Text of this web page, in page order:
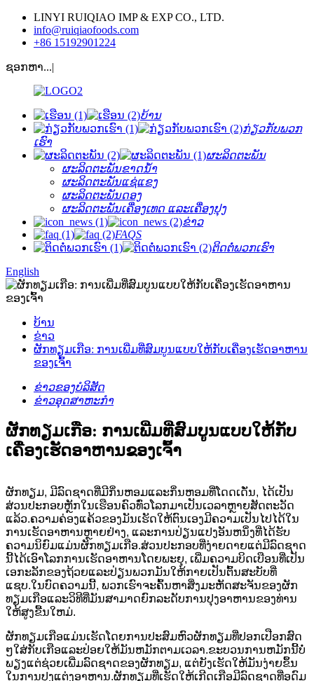
LINYI RUIQIAO IMP & EXP CO., LTD.
info@ruiqiaofoods.com
+86 15192901224
ຊອກຫາ...|
ບ້ານ
ກ່ຽວ​ກັບ​ພວກ​
ເຮົາ
ຜະລິດຕະພັນ
ຜະລິດຕະພັນຂາດນ້ໍາ
ຜະລິດຕະພັນແຊ່ແຂງ
ຜະລິດຕະພັນດອງ
ຜະລິດຕະພັນເຄື່ອງເທດ ແລະເຄື່ອງປຸງ
ຂ່າວ
FAQS
ຕິດ​ຕໍ່​ພວກ​ເຮົາ
English
ບ້ານ
ຂ່າວ
ຜັກທຽມເກືອ: ການເພີ່ມທີ່ສົມບູນແບບໃຫ້ກັບເຄື່ອງເຮັດອາຫານ
ຂອງເຈົ້າ
ຂ່າວຂອງບໍລິສັດ
ຂ່າວອຸດສາຫະກໍາ
ຜັກທຽມເກືອ: ການເພີ່ມທີ່ສົມບູນແບບໃຫ້ກັບ
ເຄື່ອງເຮັດອາຫານຂອງເຈົ້າ
ຜັກທຽມ, ມີລົດຊາດທີ່ມີກິ່ນຫອມແລະກິ່ນຫອມທີ່ໂດດເດັ່ນ, ໄດ້ເປັນ
ສ່ວນປະກອບຫຼັກໃນເຮືອນຄົວທົ່ວໂລກມາເປັນເວລາຫຼາຍສັດຕະວັດ
ແລ້ວ.ຄວາມຄ່ອງແຄ້ວຂອງມັນເຮັດໃຫ້ຕົນເອງມີຄວາມເປັນໄປໄດ້ໃນ
ການເຮັດອາຫານຫຼາຍຢ່າງ, ແລະການປ່ຽນແປງອັນຫນຶ່ງທີ່ໄດ້ຮັບ
ຄວາມນິຍົມແມ່ນຜັກທຽມເກືອ.ສ່ວນປະກອບທີ່ງ່າຍດາຍແຕ່ມີລົດຊາດ
ນີ້ໄດ້ເອົາໂລກການເຮັດອາຫານໂດຍພະຍຸ, ເພີ່ມຄວາມບິດເບືອນທີ່ເປັນ
ເອກະລັກຂອງຖ້ວຍແລະປ່ຽນພວກມັນໃຫ້ກາຍເປັນຕົ້ນສະບັບທີ່
ແຊບ.ໃນບົດຄວາມນີ້, ພວກເຮົາຈະຄົ້ນຫາສິ່ງມະຫັດສະຈັນຂອງຜັກ
ທຽມເກືອແລະວິທີທີ່ມັນສາມາດຍົກລະດັບການປຸງອາຫານຂອງທ່ານ
ໃຫ້ສູງຂື້ນໃຫມ່.
ຜັກທຽມເກືອແມ່ນເຮັດໂດຍການປະສົມຫົວຜັກທຽມທີ່ປອກເປືອກສົດ
ໆໃສ່ກັບເກືອແລະປ່ອຍໃຫ້ມັນຫມັກຕາມເວລາ.ຂະບວນການຫມັກນີ້ບໍ່
ພຽງແຕ່ຊ່ວຍເພີ່ມລົດຊາດຂອງຜັກທຽມ, ແຕ່ຍັງເຮັດໃຫ້ມັນງ່າຍຂຶ້ນ
ໃນການປຸງແຕ່ງອາຫານ.ຜັກທຽມທີ່ເຮັດໃຫ້ເກີດເກືອມີລົດຊາດທີ່ອຸດົມ